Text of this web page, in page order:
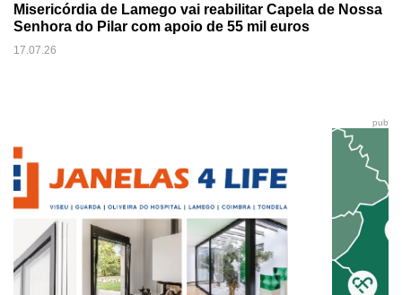
Misericórdia de Lamego vai reabilitar Capela de Nossa
Senhora do Pilar com apoio de 55 mil euros
17.07.26
pub